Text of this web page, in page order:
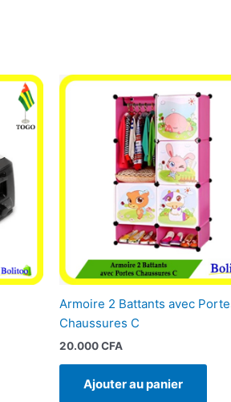
Armoire 2 Battants avec
Chaussures C
20.000CFA
Ajouter au panier